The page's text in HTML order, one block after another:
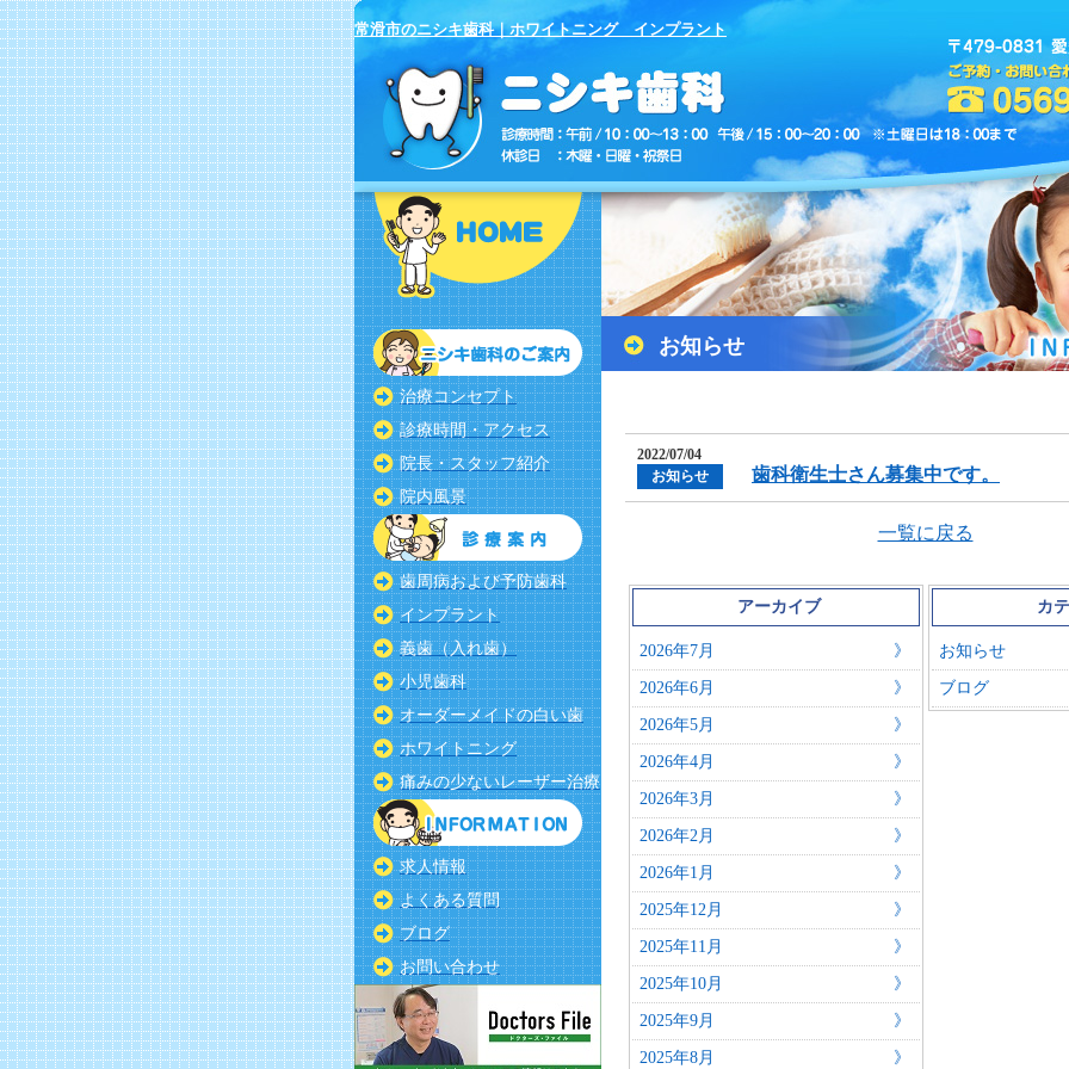
常滑市のニシキ歯科｜ホワイトニング インプラント
治療コンセプト
診療時間・アクセス
院長・スタッフ紹介
院内風景
歯周病および予防歯科
インプラント
義歯（入れ歯）
小児歯科
オーダーメイドの白い歯
ホワイトニング
痛みの少ないレーザー治療
求人情報
よくある質問
ブログ
お問い合わせ
お知らせ
2022/07/04
お知らせ
歯科衛生士さん募集中です。
一覧に戻る
アーカイブ
2026年7月
2026年6月
2026年5月
2026年4月
2026年3月
2026年2月
2026年1月
2025年12月
2025年11月
2025年10月
2025年9月
2025年8月
カ
お知らせ
ブログ